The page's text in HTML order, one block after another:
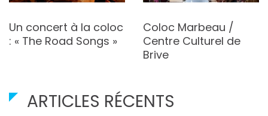
Un concert à la coloc
: « The Road Songs »
Coloc Marbeau /
Centre Culturel de
Brive
ARTICLES RÉCENTS